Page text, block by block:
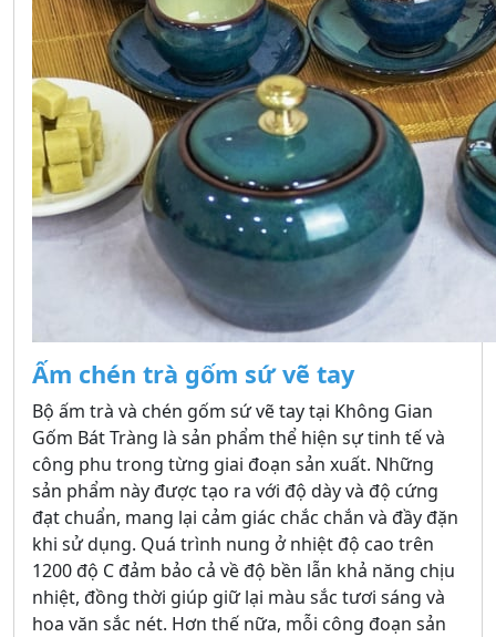
Ấm chén trà gốm sứvẽ tay
Bộ ấm trà và chén gốm sứ vẽ tay tại Không Gian
Gốm Bát Tràng là sản phẩm thể hiện sự tinh tế và
công phu trong từng giai đoạn sản xuất. Những
sản phẩm này được tạo ra với độ dày và độ cứng
đạt chuẩn, mang lại cảm giác chắc chắn và đầy đặn
khi sử dụng. Quá trình nung ở nhiệt độ cao trên
1200 độ C đảm bảo cả về độ bền lẫn khả năng chịu
nhiệt, đồng thời giúp giữ lại màu sắc tươi sáng và
hoa văn sắc nét. Hơn thế nữa, mỗi công đoạn sản